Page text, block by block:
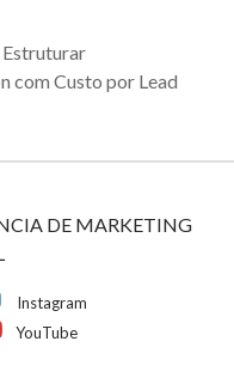
Estruturar
com Custo por Lead
DE MARKETING
Instagram
YouTube